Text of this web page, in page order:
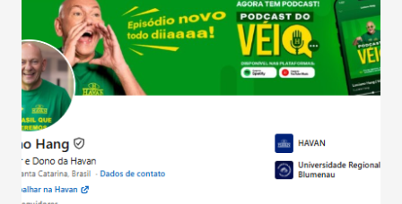
Salário para um número maior de trabalhadores, já que o
país tem a menor taxa de desemprego dos anos recentes.
Ainda segundo a Pesquisa, em novembro de 2025, 40% dos
bares e restaurantes operaram com lucro e outros 40%
registraram equilíbrio financeiro. Já o percentual de
estabelecimentos no prejuízo ficou em 19%, pouco abaixo
do observado no mês anterior. Outros 1% não existiam em
novembro. Em relação a outubro, o faturamento também